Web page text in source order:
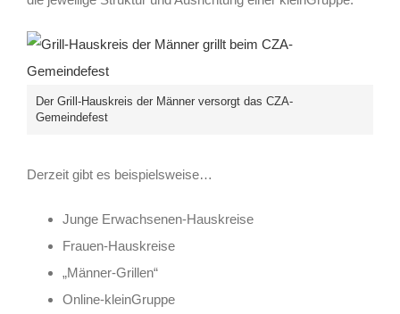
Der Grill-Hauskreis der Männer versorgt das CZA-
Gemeindefest
Derzeit gibt es beispielsweise…
Junge Erwachsenen-Hauskreise
Frauen-Hauskreise
„Männer-Grillen“
Online-kleinGruppe